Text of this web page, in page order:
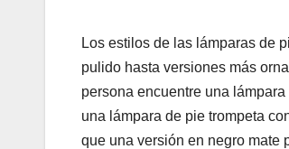
Los estilos de las lámparas de
pulido hasta versiones más
persona encuentre una
una lámpara de pie trompeta
que una versión en negro mate